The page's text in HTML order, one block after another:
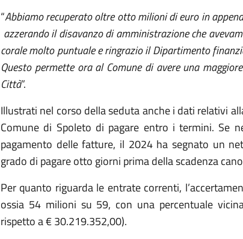
“Abbiamo recuperato oltre otto milioni di euro in
azzerando il disavanzo di amministrazione che
corale molto puntuale e ringrazio il Dipartimento
Questo permette ora al Comune di avere una
Città”.
Illustrati nel corso della seduta anche i dati relativi
Comune di Spoleto di pagare entro i termini. Se
pagamento delle fatture, il 2024 ha segnato un
grado di pagare otto giorni prima della scadenza
Per quanto riguarda le entrate correnti,
ossia 54 milioni su 59, con una percentuale
rispetto a € 30.219.352,00).